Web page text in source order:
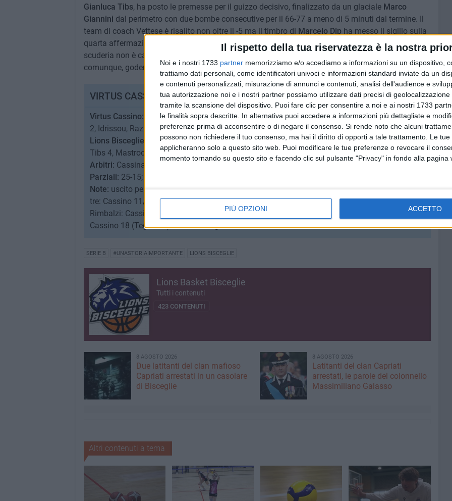
Il rispetto della tua riservatezza è la nostra
Noi e i nostri 1733 partner memorizziamo e/o accediamo a informazioni su un dispositivo,
trattiamo dati personali, come identificatori univoci e informazioni standard inviate da un
e contenuti personalizzati, misurazione di annunci e contenuti, analisi dell'audience e
tua autorizzazione noi e i nostri partner possiamo utilizzare dati precisi di
tramite la scansione del dispositivo. Puoi fare clic per consentire a noi e ai nostri 1733
le finalità sopra descritte. In alternativa puoi accedere a informazioni più dettagliate e
preferenze prima di acconsentire o di negare il consenso. Si rende noto che alcuni
possono non richiedere il tuo consenso, ma hai il diritto di opporti a tale trattamento. Le
applicheranno solo a questo sito web. Puoi modificare le tue preferenze o revocare il
momento tornando su questo sito e facendo clic sul pulsante "Privacy" in fondo alla pagina
PIÙ OPZIONI ACCETTO
Gianluca Tibs, ha posto le premesse per il guizzo decisivo, finalizzato da un glaciale Marco
Giannini dal perimetro con due bombe consecutive per il 66-77 a meno di 5 minuti dal termine. Il
team di coach Vettese è risalito non oltre il -5 ma il timbro di Marcelo Dip ha messo il sigillo sulla
quarta affermazione di Bisceglie. Un'altra soddisfazione per tutto l'ambiente ma l'ordine di
scuderia non è cambiato: piedi ben piantati per terra e testa a una partita dopo l'altra. Giusto,
comunque, godersi il momento con gioia e serenità.
VIRTUS CASSINO-LIONS BISCEGLIE 77-85
Virtus Cassino: Provenzani 6, Moffa 13, Campori 15, Ani 8, Ly-Lee 9, Lestini 17, Teghini 7, Birra
2, Idrissou, Razic. N.e.: Gambelli. All,: Vettese.
Lions Bisceglie:
Dron, Fontana 12, Dri 21, Enihe 4, Dip 14, Vavoli 12, Giannini 14, Giunta 4,
Tibs 4, Mastrodonato. All.: Nunzi.
Arbitri: Cassina di Desio (Monza e Brianza), Marenna di Gorla Minore (Varese).
Parziali: 25-15; 38-38; 59-63.
Note: uscito per cinque falli Ly-Lee. Tiri da due: Cassino 17/36, Lions Bisceglie 31/45. Tiri da
tre: Cassino 11/23, Lions Bisceglie 4/22. Tiri liberi: Cassino 10/14, Lions Bisceglie 11/16.
Rimbalzi: Cassino 29 (22+7, Campori 10), Lions Bisceglie 38 (26+12, Tibs e Vavoli 6). Assists:
Cassino 18 (Teghini 7), Lions Bisceglie.
SERIE B #UNASTORIAIMPORTANTE LIONS BISCEGLIE
Lions Basket Bisceglie
Tutti i contenuti
423 CONTENUTI
8 AGOSTO 2026
Due latitanti del clan mafioso
Capriati arrestati in un casolare
di Bisceglie
8 AGOSTO 2026
Latitanti del clan Capriati
arrestati, le parole del colonnello
Massimiliano Galasso
Altri contenuti a tema